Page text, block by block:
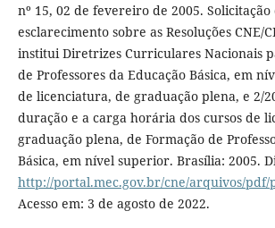
nº 15, 02 de fevereiro de 2005. Solicitação
esclarecimento sobre as Resoluções CNE/
institui Diretrizes Curriculares Nacionais
de Professores da Educação Básica, em
de licenciatura, de graduação plena, e 2/
duração e a carga horária dos cursos de
graduação plena, de Formação de
Básica, em nível superior. Brasília: 2005.
http://portal.mec.gov.br/cne/arquivos/pdf/
Acesso em: 3 de agosto de 2022.